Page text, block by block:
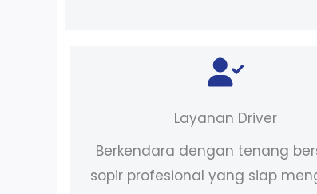
Layanan Driver
Berkendara dengan tenang
sopir profesional yang siap